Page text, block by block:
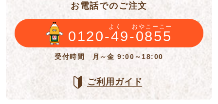
お電話でのご注文
よく おやこーこー
0120-49-0855
受付時間 月～金 9:00～18:00
ご利用ガイド